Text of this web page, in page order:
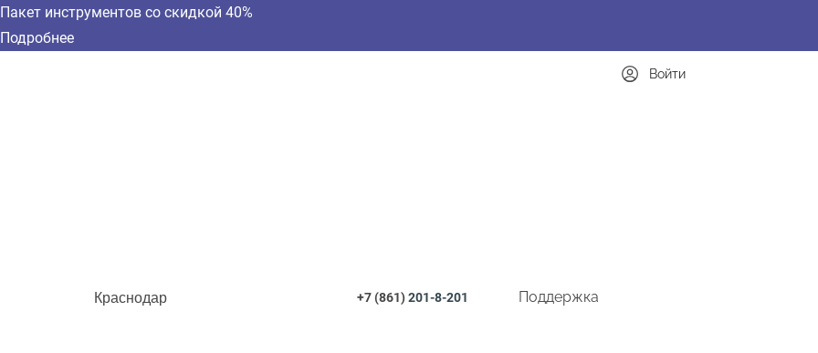
Пакет инструментов со скидкой 40%
Подробнее
Краснодар +7 (861)201-8-201 Поддержка
Войти